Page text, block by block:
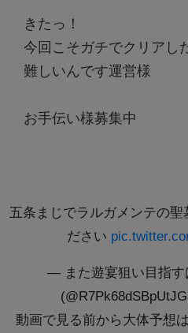
きたっ！
今回こそガチでクリアし
難しいんです運営様
お手伝い様募集中
五条まじでラルガメンテの聖
ださい
— また遊宴狙い目指す
動画で見る前から大体予想